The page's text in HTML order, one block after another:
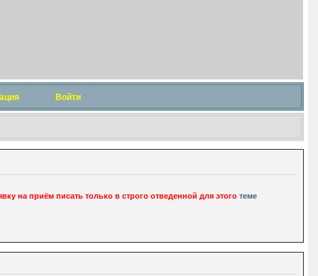
Войти
на приём писать только в строго отведенной для этоготеме